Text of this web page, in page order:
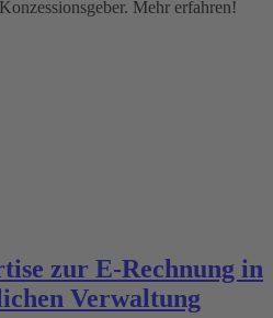
Mehr erfahren!
zur E-Rechnung in
Verwaltung